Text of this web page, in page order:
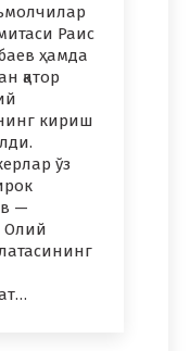
Раис
ҳамда
қатор
кириш
ўз
—
Олий